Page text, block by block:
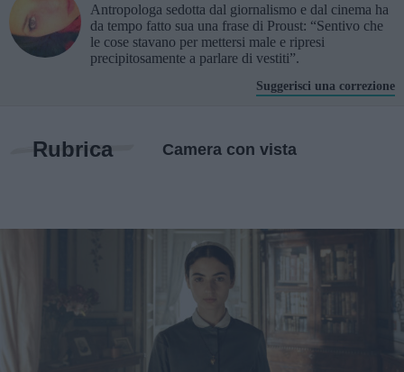
Antropologa sedotta dal giornalismo e dal cinema ha
da tempo fatto sua una frase di Proust: “Sentivo che
le cose stavano per mettersi male e ripresi
precipitosamente a parlare di vestiti”.
Suggerisci una correzione
Rubrica Camera con vista